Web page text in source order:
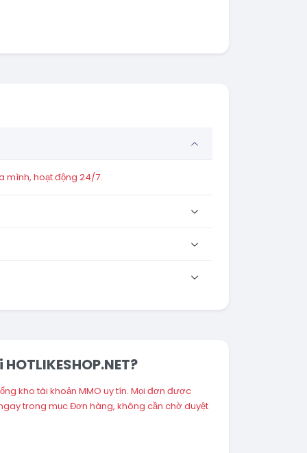
mình, hoạt động 24/7.
kho tài khoản MMO uy tín. Mọi đơn được
trong mục Đơn hàng, không cần chờ duyệt